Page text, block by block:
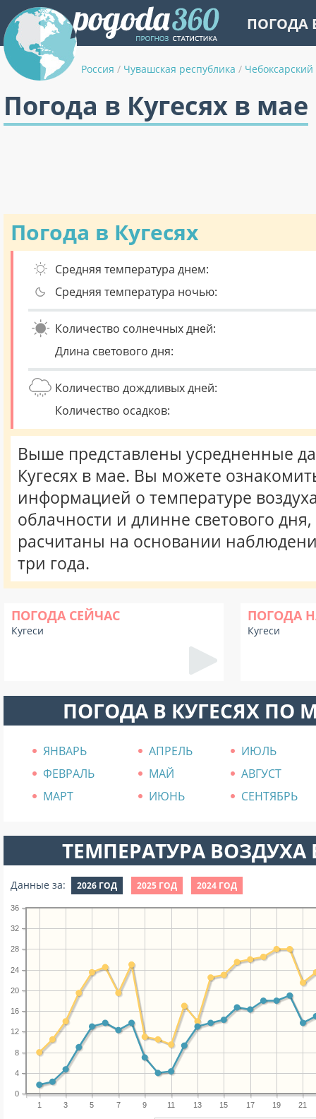
ПОГОДА
Россия / Чувашская республика /
Погода в Кугесях в мае
Погода в Кугесях
Средняя температура днем:
Средняя температура ночью:
Количество солнечных дней:
Длина светового дня:
Количество дождливых дней:
Количество осадков:
Выше представлены усредненные
Кугесях в мае. Вы можете
информацией о температуре
облачности и длинне светового
расчитаны на основании
три года.
ПОГОДА СЕЙЧАС
Кугеси
ПОГОДА
Кугеси
ПОГОДА В КУГЕСЯХ ПО
ЯНВАРЬ АПРЕЛЬ
ИЮЛЬ
ФЕВРАЛЬ
МАЙ
АВГУСТ
МАРТ
ИЮНЬ СЕНТЯБРЬ
ТЕМПЕРАТУРА ВОЗДУХА
Данные за: 2026 ГОД 2025 ГОД 2024 ГОД
1 3 5 7 9 11 13 15 17 19 21
0
4
8
12
16
20
24
28
32
36